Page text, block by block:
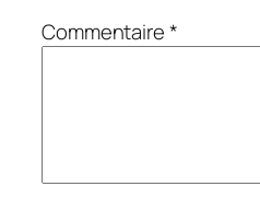
Commentaire*